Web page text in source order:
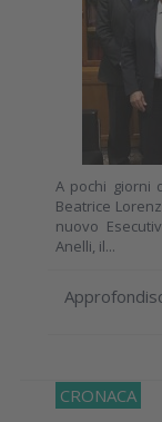
A pochi giorni
Beatrice
nuovo
Anelli, il...
CRONACA